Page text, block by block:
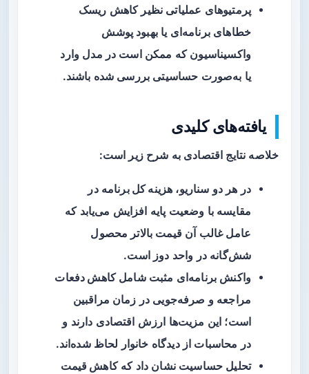
پرمتیوهای عملیاتی نظیر کاهش ریسک
خطاهای برنامه‌ای یا بهبود پوشش
واکسیناسیون که ممکن است در مدل وارد
یا به‌صورت حساسیتی بررسی شده باشند.
یافته‌های کلیدی
خلاصه نتایج اقتصادی به شرح زیر است:
در هر دو سناریو، هزینه کل برنامه در
مقایسه با وضعیت پایه افزایش می‌یابد که
عامل غالب آن قیمت بالاتر محصول
شش‌گانه در واحد دوز است.
واکنش برنامه‌ای مثبت شاملکاهش دفعات
مراجعه و صرفه‌جویی در زمان مراقبین
است؛ این مزیت‌ها ارزش اقتصادی دارند و
در محاسبات از دیدگاه خانوار لحاظ شده‌اند.
تحلیل حساسیت نشان داد کهکاهش قیمت